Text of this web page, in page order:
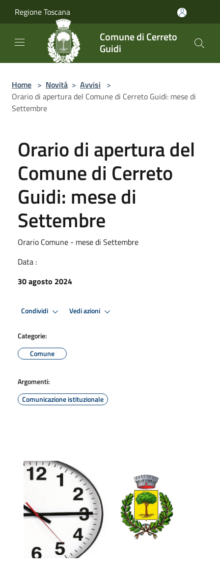
Regione Toscana
Comune di Cerreto
Guidi
Home > Novità > Avvisi >
Orario di apertura del Comune di Cerreto Guidi: mese di
Settembre
Orario di apertura del
Comune di Cerreto
Guidi: mese di
Settembre
Orario Comune - mese di Settembre
Data :
30 agosto 2024
Condividi Vedi azioni
Categorie:
Comune
Argomenti:
Comunicazione istituzionale